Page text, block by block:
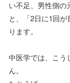
い不足、男性側の
と、「2日に1回
ります。
中医学では、こう
ん。